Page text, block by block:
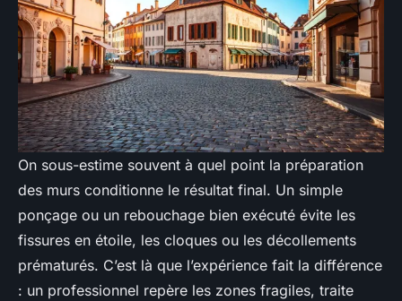
On sous-estime souvent à quel point la préparation
des murs conditionne le résultat final. Un simple
ponçage ou un rebouchage bien exécuté évite les
fissures en étoile, les cloques ou les décollements
prématurés. C’est là que l’expérience fait la différence
: un professionnel repère les zones fragiles, traite